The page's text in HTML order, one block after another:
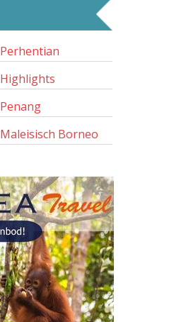
Perhentian
Highlights
Penang
Maleisisch Borneo